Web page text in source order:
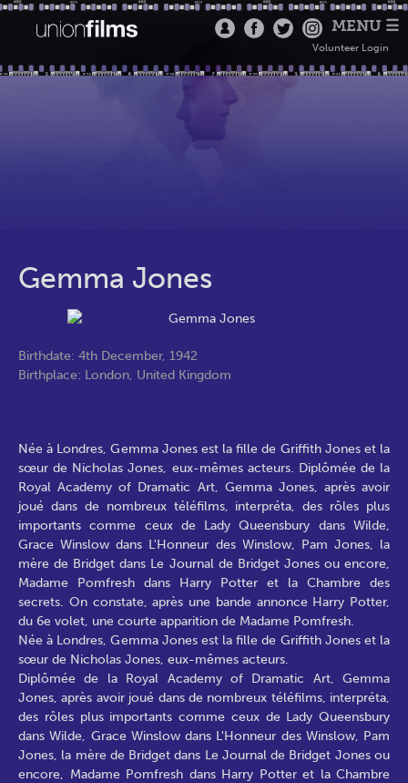
MENU ☰
Volunteer Login
Gemma Jones
Birthdate: 4th December, 1942
Birthplace: London, United Kingdom
Née à Londres, Gemma Jones est la fille de Griffith Jones et la
sœur de Nicholas Jones, eux-mêmes acteurs. Diplômée de la
Royal Academy of Dramatic Art, Gemma Jones, après avoir
joué dans de nombreux téléfilms, interpréta, des rôles plus
importants comme ceux de Lady Queensbury dans Wilde,
Grace Winslow dans L'Honneur des Winslow, Pam Jones, la
mère de Bridget dans Le Journal de Bridget Jones ou encore,
Madame Pomfresh dans Harry Potter et la Chambre des
secrets. On constate, après une bande annonce Harry Potter,
du 6e volet, une courte apparition de Madame Pomfresh.
Née à Londres, Gemma Jones est la fille de Griffith Jones et la
sœur de Nicholas Jones, eux-mêmes acteurs.
Diplômée de la Royal Academy of Dramatic Art, Gemma
Jones, après avoir joué dans de nombreux téléfilms, interpréta,
des rôles plus importants comme ceux de Lady Queensbury
dans Wilde, Grace Winslow dans L'Honneur des Winslow, Pam
Jones, la mère de Bridget dans Le Journal de Bridget Jones ou
encore, Madame Pomfresh dans Harry Potter et la Chambre